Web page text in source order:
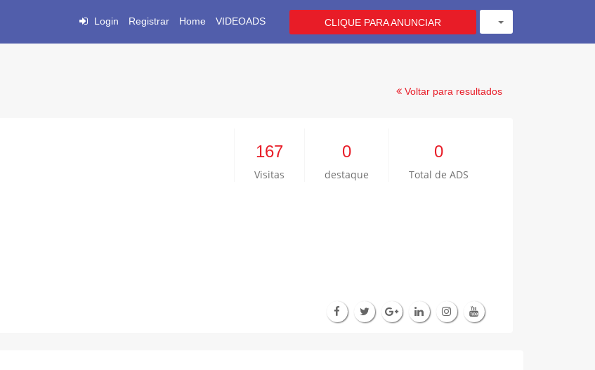
Login Registrar Home VIDEOADS CLIQUE PARA ANUNCIAR
Voltar para resultados
167
Visitas
0
destaque
0
Total de ADS